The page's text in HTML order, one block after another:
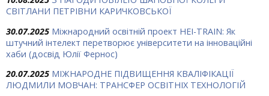
СВІТЛАНИ ПЕТРІВНИ КАРИЧКОВСЬКОЇ
30.07.2025 Міжнародний освітній проект HEI-TRAIN: Як
штучний інтелект перетворює університети на інноваційні
хаби (досвід Юлії Фернос)
20.07.2025 МІЖНАРОДНЕ ПІДВИЩЕННЯ КВАЛІФІКАЦІЇ
ЛЮДМИЛИ МОВЧАН: ТРАНСФЕР ОСВІТНІХ ТЕХНОЛОГІЙ